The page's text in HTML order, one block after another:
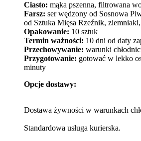
Ciasto: mąka pszenna, filtrowana
Farsz: ser wędzony od Sosnowa
od Sztuka Mięsa Rzeźnik,
Opakowanie: 10 sztuk
Termin ważności: 10 dni od daty
Przechowywanie: warunki
Przygotowanie: gotować w lekko
minuty
Opcje dostawy:
Dostawa żywności w warunkach
Standardowa usługa kurierska.